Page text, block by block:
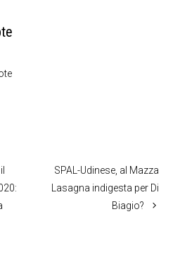
SPAL-Udinese, al Mazza
Lasagna indigesta per Di
Biagio?